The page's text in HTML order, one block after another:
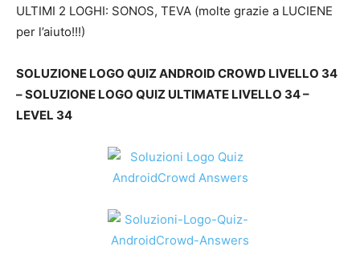
ULTIMI 2 LOGHI: SONOS, TEVA (molte grazie a LUCIENE
per l’aiuto!!!)
SOLUZIONE LOGO QUIZ ANDROID CROWD LIVELLO 34
– SOLUZIONE LOGO QUIZ ULTIMATE LIVELLO 34 –
LEVEL 34